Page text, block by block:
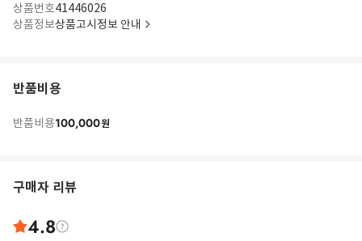
상품번호41446026
상품정보상품고시정보 안내
반품비용
반품비용100,000원
구매자 리뷰
4.8